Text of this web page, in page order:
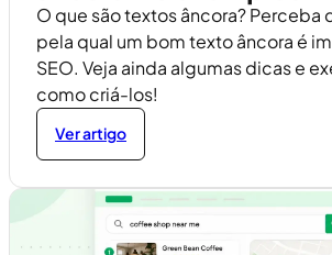
O que são textos âncora? Perceba
pela qual um bom texto âncora é
SEO. Veja ainda algumas dicas e
como criá-los!
Ver artigo